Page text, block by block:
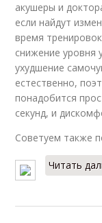
акушеры и
если найдут
время
снижение уровня
ухудшение
естественно,
понадобится
секунд, и
Советуем также
Читать